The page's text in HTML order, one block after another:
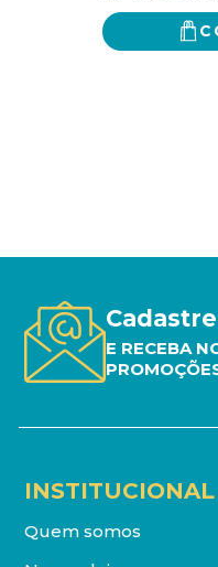
E RECEBA
INSTITUCIONAL
Quem somos